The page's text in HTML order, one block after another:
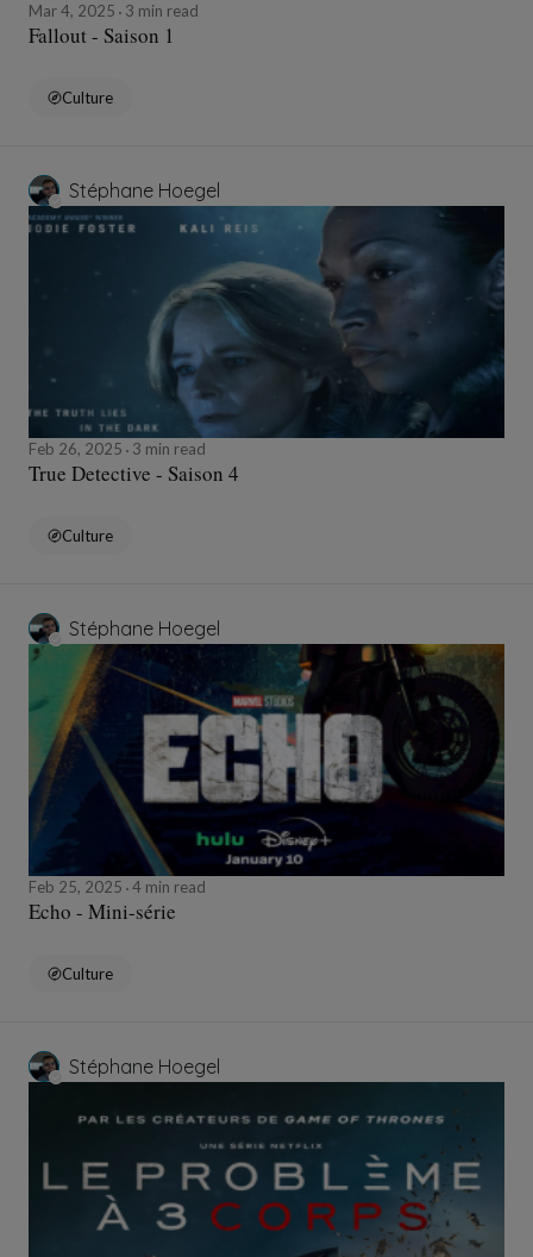
Mar 4, 2025 3 min read
Fallout - Saison 1
Culture
Stéphane Hoegel
Feb 26, 2025 3 min read
True Detective - Saison 4
Culture
Stéphane Hoegel
Feb 25, 2025 4 min read
Echo - Mini-série
Culture
Stéphane Hoegel